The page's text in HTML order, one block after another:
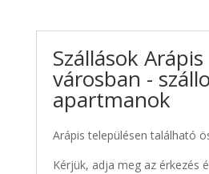
Szállások Arápis
városban -
apartmanok
Arápis településen található
Kérjük, adja meg az érkezés